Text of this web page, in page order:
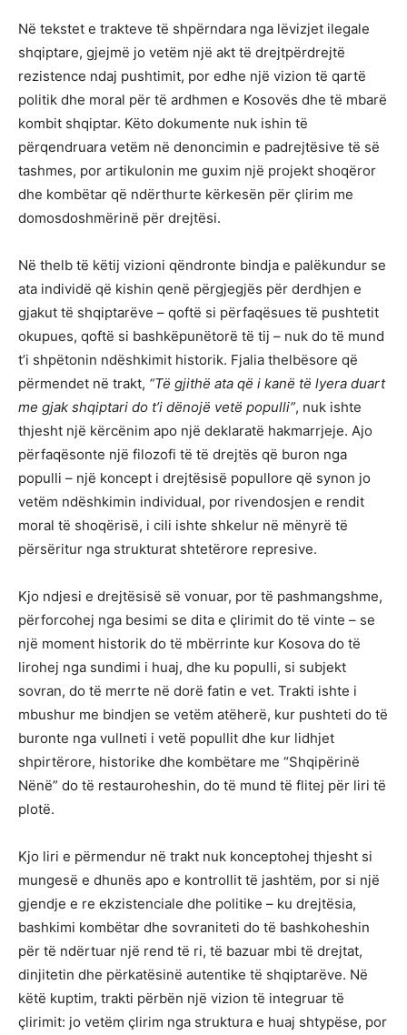
Në tekstet e trakteve të shpërndara nga lëvizjet ilegale
shqiptare, gjejmë jo vetëm një akt të drejtpërdrejtë
rezistence ndaj pushtimit, por edhe një vizion të qartë
politik dhe moral për të ardhmen e Kosovës dhe të mbarë
kombit shqiptar. Këto dokumente nuk ishin të
përqendruara vetëm në denoncimin e padrejtësive të së
tashmes, por artikulonin me guxim një projekt shoqëror
dhe kombëtar që ndërthurte kërkesën për çlirim me
domosdoshmërinë për drejtësi.
Në thelb të këtij vizioni qëndronte bindja e palëkundur se
ata individë që kishin qenë përgjegjës për derdhjen e
gjakut të shqiptarëve – qoftë si përfaqësues të pushtetit
okupues, qoftë si bashkëpunëtorë të tij – nuk do të mund
t’i shpëtonin ndëshkimit historik. Fjalia thelbësore që
përmendet në trakt, “Të gjithë ata që i kanë të lyera duart
me gjak shqiptari do t’i dënojë vetë populli”, nuk ishte
thjesht një kërcënim apo një deklaratë hakmarrjeje. Ajo
përfaqësonte një filozofi të të drejtës që buron nga
populli – një koncept i drejtësisë popullore që synon jo
vetëm ndëshkimin individual, por rivendosjen e rendit
moral të shoqërisë, i cili ishte shkelur në mënyrë të
përsëritur nga strukturat shtetërore represive.
Kjo ndjesi e drejtësisë së vonuar, por të pashmangshme,
përforcohej nga besimi se dita e çlirimit do të vinte – se
një moment historik do të mbërrinte kur Kosova do të
lirohej nga sundimi i huaj, dhe ku populli, si subjekt
sovran, do të merrte në dorë fatin e vet. Trakti ishte i
mbushur me bindjen se vetëm atëherë, kur pushteti do të
buronte nga vullneti i vetë popullit dhe kur lidhjet
shpirtërore, historike dhe kombëtare me “Shqipërinë
Nënë” do të restauroheshin, do të mund të flitej për liri të
plotë.
Kjo liri e përmendur në trakt nuk konceptohej thjesht si
mungesë e dhunës apo e kontrollit të jashtëm, por si një
gjendje e re ekzistenciale dhe politike – ku drejtësia,
bashkimi kombëtar dhe sovraniteti do të bashkoheshin
për të ndërtuar një rend të ri, të bazuar mbi të drejtat,
dinjitetin dhe përkatësinë autentike të shqiptarëve. Në
këtë kuptim, trakti përbën një vizion të integruar të
çlirimit: jo vetëm çlirim nga struktura e huaj shtypëse, por